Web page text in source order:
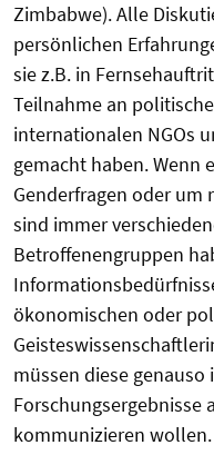
Zimbabwe). Alle
persönlichen
sie z.B. in
Teilnahme an
internationalen NGOs
gemacht haben. Wenn
Genderfragen oder um
sind immer
Betroffenengruppen
ökonomischen oder
müssen diese
Forschungsergebnisse
kommunizieren wollen.